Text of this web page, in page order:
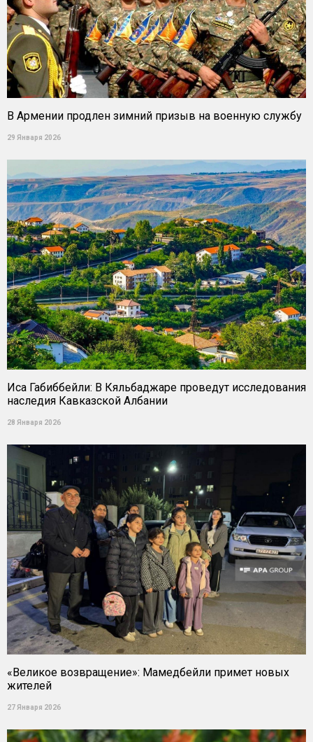
В Армении продлен зимний призыв на военную службу
29 Января 2026
Иса Габиббейли: В Кяльбаджаре проведут исследования
наследия Кавказской Албании
28 Января 2026
«Великое возвращение»: Мамедбейли примет новых
жителей
27 Января 2026